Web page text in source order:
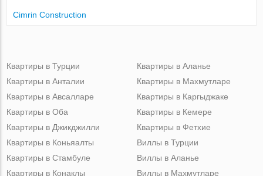
Cimrin Construction
Квартиры в Турции
Квартиры в Анталии
Квартиры в Авсалларе
Квартиры в Оба
Квартиры в Джикджилли
Квартиры в Аланье
Квартиры в Махмутларе
Квартиры в Каргыджаке
Квартиры в Кемере
Квартиры в Фетхие
Квартиры в Коньяалты
Квартиры в Стамбуле
Квартиры в Конаклы
Виллы в Турции
Виллы в Аланье
Виллы в Махмутларе